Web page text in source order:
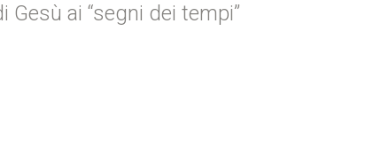
ai “segni dei tempi”